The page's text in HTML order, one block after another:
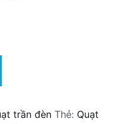
trần đèn Thẻ: Quạt